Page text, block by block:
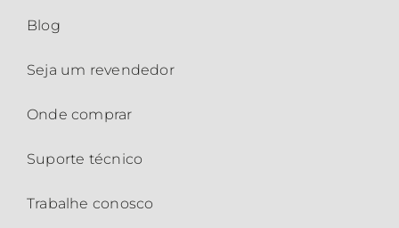
Blog
Seja um revendedor
Onde comprar
Suporte técnico
Trabalhe conosco